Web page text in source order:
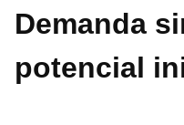
Demanda
potencial